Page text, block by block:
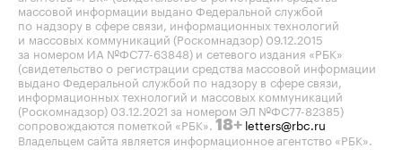
массовой информации выдано Федеральной службой
по надзору в сфере связи, информационных технологий
и массовых коммуникаций (Роскомнадзор) 09.12.2015
за номером ИА №ФС77-63848) и сетевого издания «РБК»
(свидетельство о регистрации средства массовой информации
выдано Федеральной службой по надзору в сфере связи,
информационных технологий и массовых коммуникаций
(Роскомнадзор) 03.12.2021 за номером ЭЛ №ФС77-82385)
сопровождаются пометкой «РБК». 18+ letters@rbc.ru
Владельцем сайта является информационное агентство «РБК».